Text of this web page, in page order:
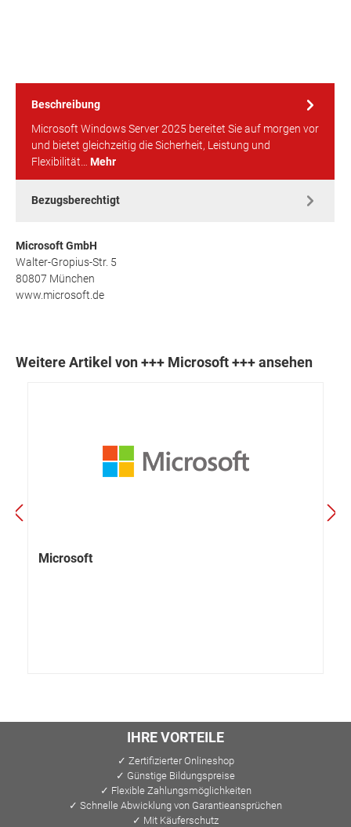
Beschreibung
Microsoft Windows Server 2025 bereitet Sie auf morgen vor
und bietet gleichzeitig die Sicherheit, Leistung und
Flexibilität… Mehr
Bezugsberechtigt
Microsoft GmbH
Walter-Gropius-Str. 5
80807 München
www.microsoft.de
Weitere Artikel von +++ Microsoft +++ ansehen
Microsoft
IHRE VORTEILE
✓ Zertifizierter Onlineshop
✓ Günstige Bildungspreise
✓ Flexible Zahlungsmöglichkeiten
✓ Schnelle Abwicklung von Garantieansprüchen
✓ Mit Käuferschutz